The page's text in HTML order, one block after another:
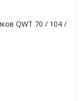
QWT 70 / 104 /